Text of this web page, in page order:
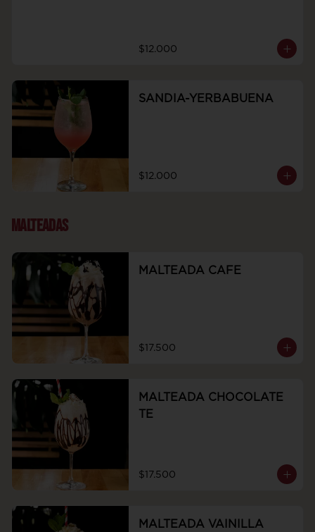
$12.000
SANDIA-YERBABUENA
$12.000
MALTEADAS
MALTEADA CAFE
$17.500
MALTEADA CHOCOLATE
TE
$17.500
MALTEADA VAINILLA